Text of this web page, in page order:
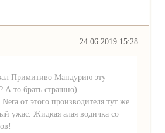
24.06.2019 15:28
Примитиво Мандурию эту
А то брать страшно).
от этого производителя тут же
ужас. Жидкая алая водичка со